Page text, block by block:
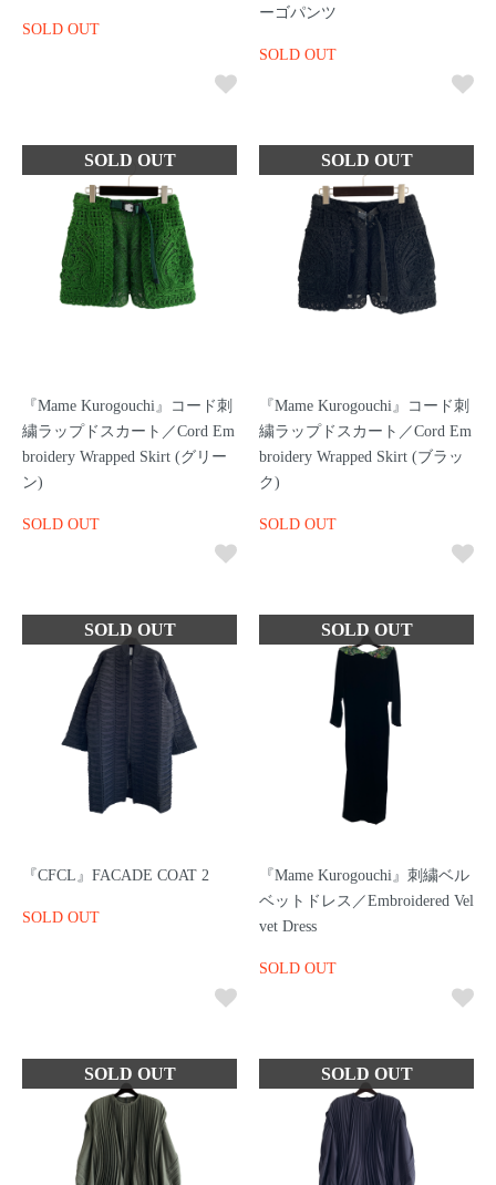
SOLD OUT
ーゴパンツ
SOLD OUT
『Mame Kurogouchi』コード刺
繍ラップドスカート／Cord Em
broidery Wrapped Skirt (グリー
ン)
SOLD OUT
『Mame Kurogouchi』コード刺
繍ラップドスカート／Cord Em
broidery Wrapped Skirt (ブラッ
ク)
SOLD OUT
『CFCL』FACADE COAT 2
SOLD OUT
『Mame Kurogouchi』刺繍ベル
ベットドレス／Embroidered Vel
vet Dress
SOLD OUT